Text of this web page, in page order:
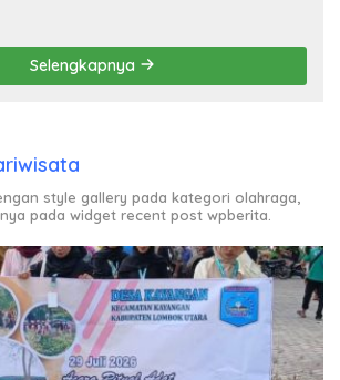
Selengkapnya
style gallery pada kategori olahraga,
pada widget recent post wpberita.